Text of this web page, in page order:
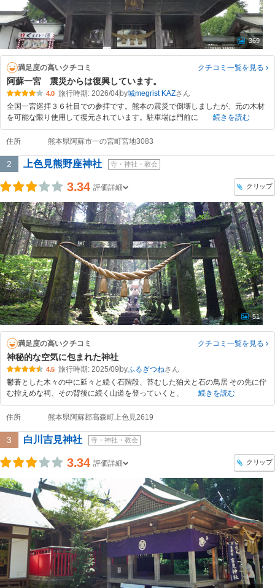
369
満足度の高いクチコミ クチコミ一覧を見る
阿蘇一宮 震災からは復興しています。
4.0 旅行時期: 2026/04by城megrist KAZ
全国一宮巡拝３６社目での参拝です。熊本の震災で倒壊しましたが、元の木材
を可能な限り使用して復元されています。駐車場は門前に
続きを読む
住所 熊本県阿蘇市一の宮町宮地3083
2 上色見熊野座神社 寺・神社・教会
3.34 評価詳細 クリップ
51
満足度の高いクチコミ クチコミ一覧を見る
神秘的な空気に包まれた神社
4.5 旅行時期: 2025/09 byふるぎつね
鬱蒼とした木々の中に延々と続く石階段、苔むした狛犬と石の鳥居 その先に佇
む控えめな祠、その背後に続く山道を登っていくと、
続きを読む
住所 熊本県阿蘇郡高森町上色見2619
3 白川吉見神社 寺・神社・教会
3.34 評価詳細 クリップ